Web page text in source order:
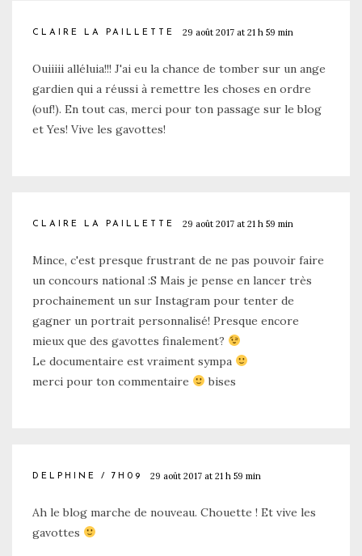
CLAIRE LA PAILLETTE 29 août 2017 at 21 h 59 min
Ouiiiii alléluia!!! J'ai eu la chance de tomber sur un ange
gardien qui a réussi à remettre les choses en ordre
(ouf!). En tout cas, merci pour ton passage sur le blog
et Yes! Vive les gavottes!
CLAIRE LA PAILLETTE 29 août 2017 at 21 h 59 min
Mince, c'est presque frustrant de ne pas pouvoir faire
un concours national :S Mais je pense en lancer très
prochainement un sur Instagram pour tenter de
gagner un portrait personnalisé! Presque encore
mieux que des gavottes finalement?
Le documentaire est vraiment sympa
merci pour ton commentaire
bises
DELPHINE / 7H09 29 août 2017 at 21 h 59 min
Ah le blog marche de nouveau. Chouette ! Et vive les
gavottes